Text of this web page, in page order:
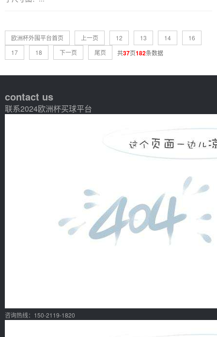
欧洲杯外围平台首页 上一页 12 13 14
16
17
18 下一页 尾页 共37页182条数据
contact us
联系2024欧洲杯买球平台
咨询热线：150-2119-1820